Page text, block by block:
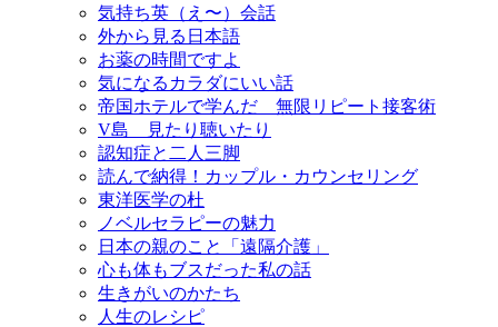
気持ち英（え〜）会話
外から見る日本語
お薬の時間ですよ
気になるカラダにいい話
帝国ホテルで学んだ 無限リピート接客術
V島 見たり聴いたり
認知症と二人三脚
読んで納得！カップル・カウンセリング
東洋医学の杜
ノベルセラピーの魅力
日本の親のこと「遠隔介護」
心も体もブスだった私の話
生きがいのかたち
人生のレシピ